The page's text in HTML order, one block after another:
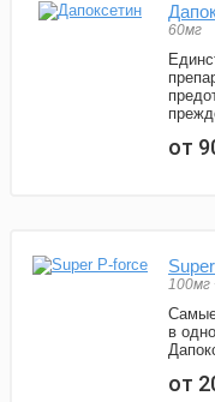
60мг
от
100мг
в
от